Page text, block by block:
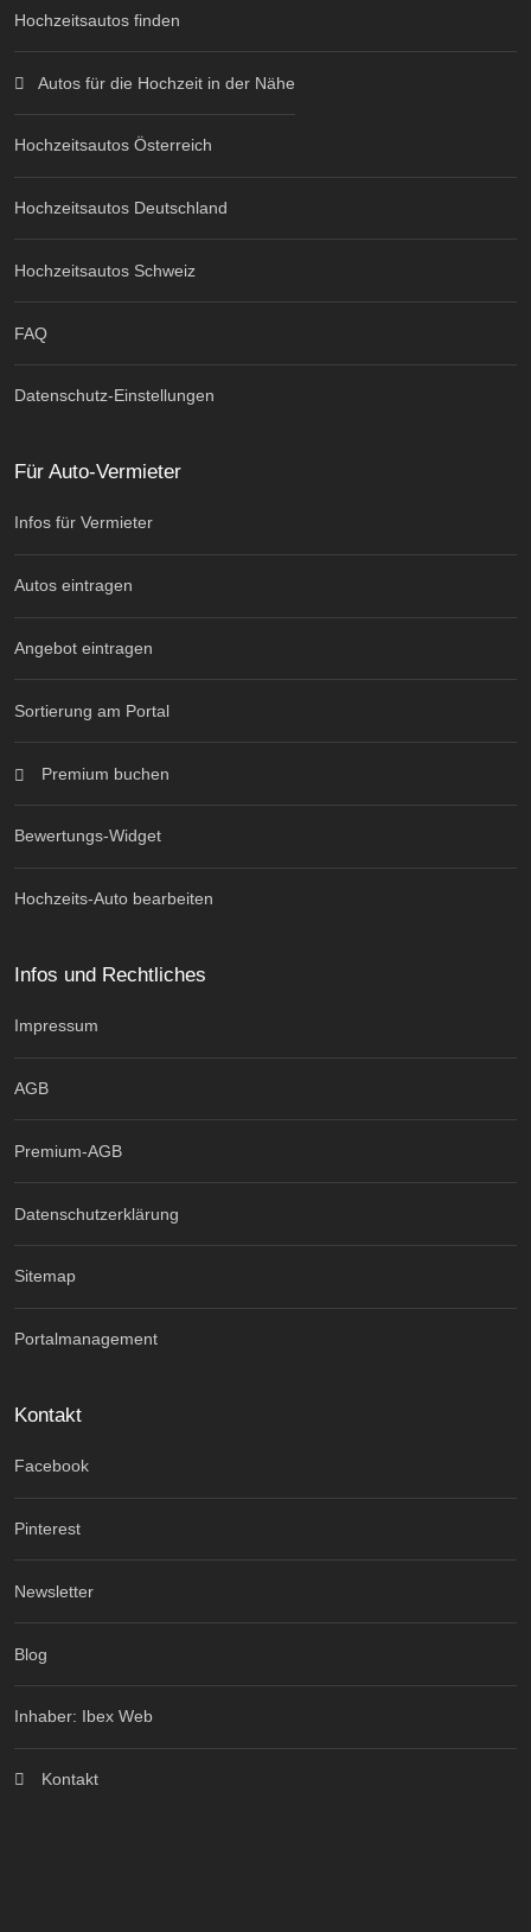
Hochzeitsautos finden
Autos für die Hochzeit in der Nähe
Hochzeitsautos Österreich
Hochzeitsautos Deutschland
Hochzeitsautos Schweiz
FAQ
Datenschutz-Einstellungen
Für Auto-Vermieter
Infos für Vermieter
Autos eintragen
Angebot eintragen
Sortierung am Portal
Premium buchen
Bewertungs-Widget
Hochzeits-Auto bearbeiten
Infos und Rechtliches
Impressum
AGB
Premium-AGB
Datenschutzerklärung
Sitemap
Portalmanagement
Kontakt
Facebook
Pinterest
Newsletter
Blog
Inhaber: Ibex Web
Kontakt